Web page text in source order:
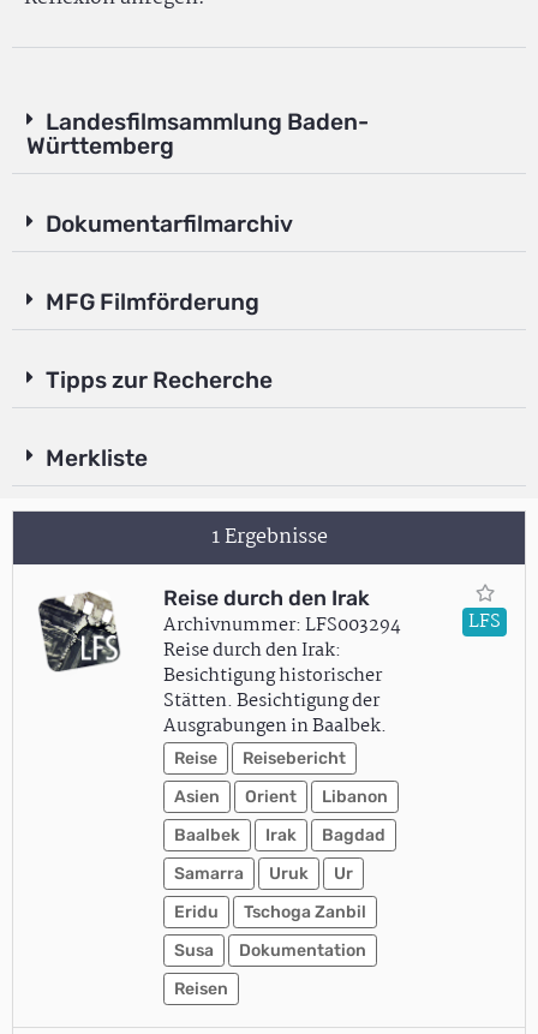
Landesfilmsammlung Baden-
Württemberg
Dokumentarfilmarchiv
MFG Filmförderung
Tipps zur Recherche
Merkliste
1 Ergebnisse
Reise durch den Irak
Archivnummer: LFS003294
Reise durch den Irak:
Besichtigung historischer
Stätten. Besichtigung der
Ausgrabungen in Baalbek.
Reise
Reisebericht
Asien
Orient
Libanon
Baalbek
Irak
Bagdad
Samarra
Uruk
Ur
Eridu
Tschoga Zanbil
Susa
Dokumentation
Reisen
LFS